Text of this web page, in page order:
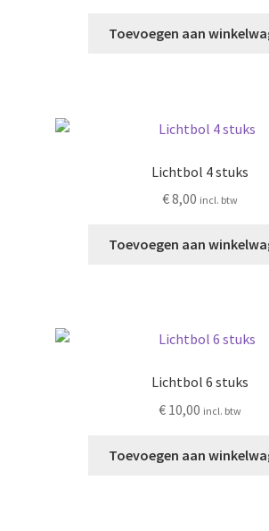
Toevoegen aan
Lichtbol 4 stuks
€8,00 incl. btw
Toevoegen aan
Lichtbol 6 stuks
€10,00 incl. btw
Toevoegen aan